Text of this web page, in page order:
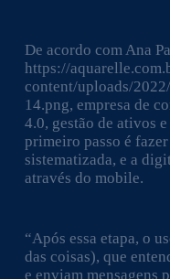
De acordo com Ana
https://
content/uploads/
14.png, empresa de
4.0, gestão de ativos
primeiro passo é
sistematizada, e a
através do mobile.
“Após essa etapa, o
das coisas), que
e enviam mensagens